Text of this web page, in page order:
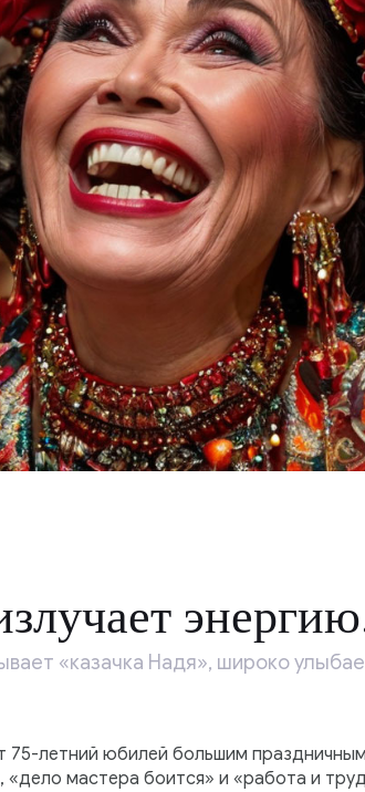
«казачка Надя», широко
75-летний юбилей большим
мастера боится» и «работа и